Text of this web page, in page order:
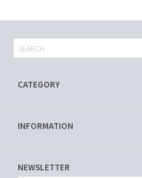
CATEGORY
INFORMATION
NEWSLETTER